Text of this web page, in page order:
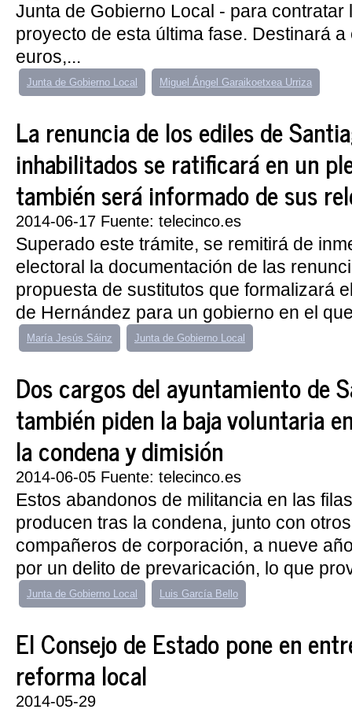
Junta de Gobierno Local - para contratar
proyecto de esta última fase. Destinará a
euros,...
Junta de Gobierno Local Miguel Ángel Garaikoetxea Urriza
La renuncia de los ediles de
inhabilitados se ratificará en un
también será informado de sus
2014-06-17 Fuente: telecinco.es
Superado este trámite, se remitirá de
electoral la documentación de las
propuesta de sustitutos que formalizará
de Hernández para un gobierno en el
María Jesús Sáinz Junta de Gobierno Local
Dos cargos del ayuntamiento de
también piden la baja voluntaria
la condena y dimisión
2014-06-05 Fuente: telecinco.es
Estos abandonos de militancia en las
producen tras la condena, junto con
compañeros de corporación, a nueve
por un delito de prevaricación, lo que
Junta de Gobierno Local Luis García Bello
El Consejo de Estado pone en
reforma local
2014-05-29